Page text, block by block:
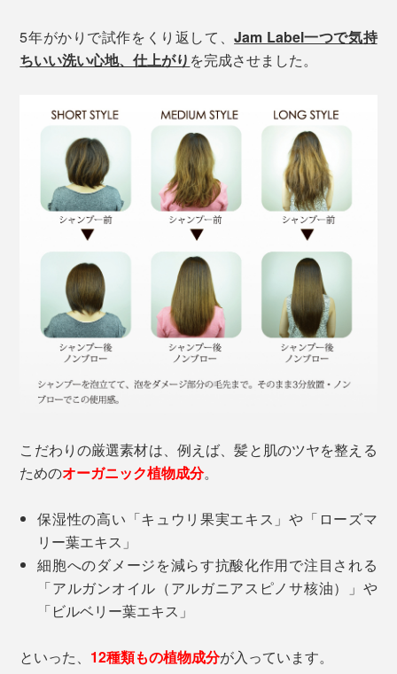
5年がかりで試作をくり返して、Jam Label一つで気持
ちいい洗い心地、仕上がり を完成させました。
こだわりの厳選素材は、例えば、髪と肌のツヤを整える
ためのオーガニック植物成分。
保湿性の高い「キュウリ果実エキス」や「ローズマ
リー葉エキス」
細胞へのダメージを減らす抗酸化作用で注目される
「アルガンオイル（アルガニアスピノサ核油）」や
「ビルベリー葉エキス」
といった、 12種類もの植物成分が入っています。